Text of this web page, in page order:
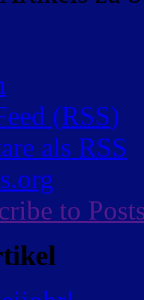
(RSS)
als RSS
to